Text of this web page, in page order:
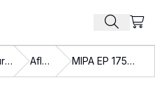
Zoek
Kleurlakken Aflakken MIPA EP 175-20 RAL 1011